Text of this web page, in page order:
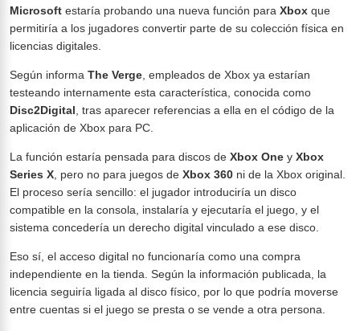
Microsoft estaría probando una nueva función para Xbox que
permitiría a los jugadores convertir parte de su colección física en
licencias digitales.
Según informa The Verge , empleados de Xbox ya estarían
testeando internamente esta característica, conocida como
Disc2Digital , tras aparecer referencias a ella en el código de la
aplicación de Xbox para PC.
La función estaría pensada para discos de Xbox One y Xbox
Series X , pero no para juegos de Xbox 360 ni de la Xbox original.
El proceso sería sencillo: el jugador introduciría un disco
compatible en la consola, instalaría y ejecutaría el juego, y el
sistema concedería un derecho digital vinculado a ese disco.
Eso sí, el acceso digital no funcionaría como una compra
independiente en la tienda. Según la información publicada, la
licencia seguiría ligada al disco físico, por lo que podría moverse
entre cuentas si el juego se presta o se vende a otra persona.